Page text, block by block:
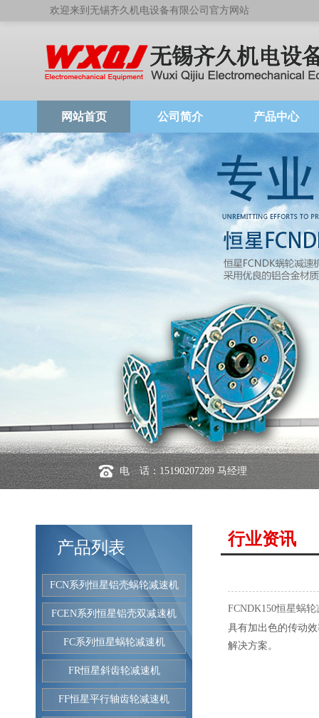
欢迎来到无锡齐久机电设备有限公司官方网站
网站首页 公司简介 产品中心
电 话：15190207289 马经理
产品列表
FCN系列恒星铝壳蜗轮减速机
FCEN系列恒星铝壳双减速机
FC系列恒星蜗轮减速机
FR恒星斜齿轮减速机
FF恒星平行轴齿轮减速机
行业资讯
FCNDK150恒星蜗轮
具有加出色的传动
解决方案。